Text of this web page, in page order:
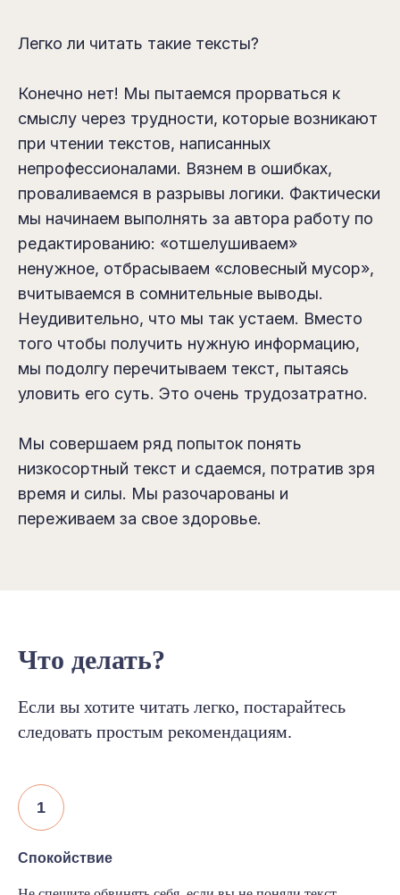
Легко ли читать такие тексты?
Конечно нет! Мы пытаемся прорваться к
смыслу через трудности, которые возникают
при чтении текстов, написанных
непрофессионалами. Вязнем в ошибках,
проваливаемся в разрывы логики. Фактически
мы начинаем выполнять за автора работу по
редактированию: «отшелушиваем»
ненужное, отбрасываем «словесный мусор»,
вчитываемся в сомнительные выводы.
Неудивительно, что мы так устаем. Вместо
того чтобы получить нужную информацию,
мы подолгу перечитываем текст, пытаясь
уловить его суть. Это очень трудозатратно.
Мы совершаем ряд попыток понять
низкосортный текст и сдаемся, потратив зря
время и силы. Мы разочарованы и
переживаем за свое здоровье.
Что делать?
Если вы хотите читать легко, постарайтесь
следовать простым рекомендациям.
Спокойствие